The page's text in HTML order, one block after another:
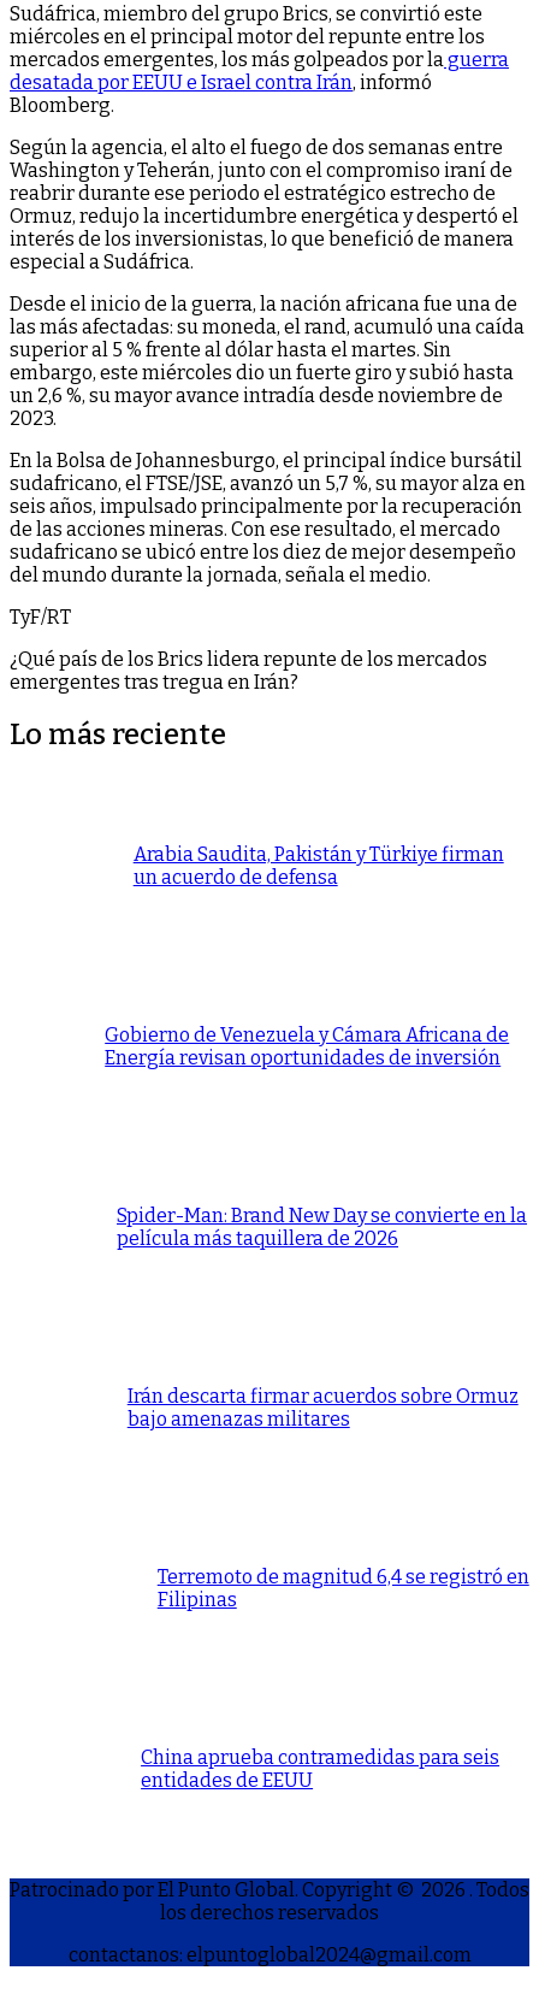
Sudáfrica, miembro del grupo Brics, se convirtió este
miércoles en el principal motor del repunte entre los
mercados emergentes, los más golpeados por laguerra
desatada por EEUU e Israel contra Irán, informó
Bloomberg.
Según la agencia, el alto el fuego de dos semanas entre
Washington y Teherán, junto con el compromiso iraní de
reabrir durante ese periodo el estratégico estrecho de
Ormuz, redujo la incertidumbre energética y despertó el
interés de los inversionistas, lo que benefició de manera
especial a Sudáfrica.
Desde el inicio de la guerra, la nación africana fue una de
las más afectadas: su moneda, el rand, acumuló una caída
superior al 5 % frente al dólar hasta el martes. Sin
embargo, este miércoles dio un fuerte giro y subió hasta
un 2,6 %, su mayor avance intradía desde noviembre de
2023.
En la Bolsa de Johannesburgo, el principal índice bursátil
sudafricano, el FTSE/JSE, avanzó un 5,7 %, su mayor alza en
seis años, impulsado principalmente por la recuperación
de las acciones mineras. Con ese resultado, el mercado
sudafricano se ubicó entre los diez de mejor desempeño
del mundo durante la jornada, señala el medio.
TyF/RT
¿Qué país de los Brics lidera repunte de los mercados
emergentes tras tregua en Irán?
Lo más reciente
Arabia Saudita, Pakistán y Türkiye firman
un acuerdo de defensa
Gobierno de Venezuela y Cámara Africana de
Energía revisan oportunidades de inversión
Spider-Man: Brand New Day se convierte en la
película más taquillera de 2026
Irán descarta firmar acuerdos sobre Ormuz
bajo amenazas militares
Terremoto de magnitud 6,4 se registró en
Filipinas
China aprueba contramedidas para seis
entidades de EEUU
Patrocinado por El Punto Global. Copyright © 2026 . Todos
los derechos reservados
contactanos: elpuntoglobal2024@gmail.com